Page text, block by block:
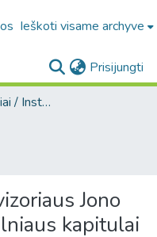
Ieškoti visame archyve
Prisijungti
5.3. Institucijų rinkiniai / Institutional collections
Jono
kapitulai